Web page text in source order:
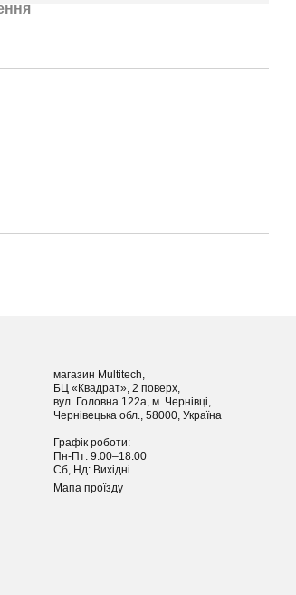
магазин Multitech,
БЦ «Квадрат», 2 поверх,
вул. Головна 122а, м. Чернівці,
Чернівецька обл., 58000, Україна
Графік роботи:
Пн-Пт: 9:00–18:00
Сб, Нд: Вихідні
Мапа проїзду